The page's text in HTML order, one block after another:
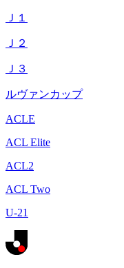
Ｊ１
Ｊ２
Ｊ３
ルヴァンカップ
ACLE
ACL Elite
ACL2
ACL Two
U-21